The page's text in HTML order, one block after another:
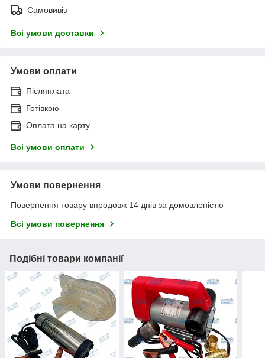
Самовивіз
Всі умови доставки
Умови оплати
Післяплата
Готівкою
Оплата на карту
Всі умови оплати
Умови повернення
Повернення товару впродовж 14 днів за домовленістю
Всі умови повернення
Подібні товари компанії